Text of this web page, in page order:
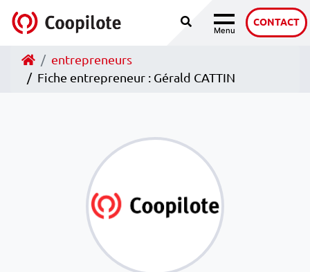
Accéder au contenu Recherche
MenuNavigation
CONTACT
Accueilentrepreneurs
Fiche entrepreneur : Gérald CATTIN